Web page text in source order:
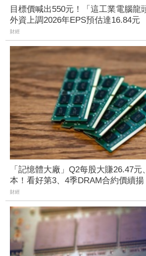
目標價喊出550元！「這工業電腦
外資上調2026年EPS預估達16.84元
財經
「記憶體大廠」Q2每股大賺26.47元
本！看好第3、4季DRAM合約價續揚
財經